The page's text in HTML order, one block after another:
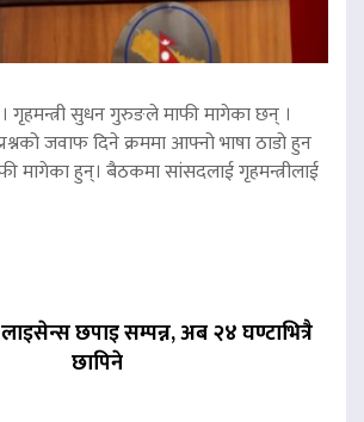
गृहमन्त्री सुधन गुरुङले माफी मागेका छन् ।
जवाफ दिने क्रममा आफ्नो भाषा ठाडो हुन
मागेका हुन्। बैठकमा सांसदलाई गृहमन्त्रीलाई
छपाइ सम्पन्न, अब २४ घण्टाभित्रै
छापिने